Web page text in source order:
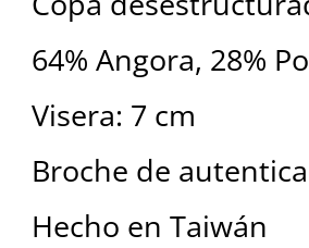
64% Angora, 28%
Visera: 7 cm
Broche de
Hecho en Taiwán